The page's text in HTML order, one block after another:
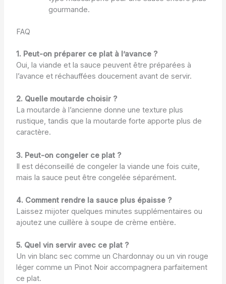
gourmande.
FAQ
1. Peut-on préparer ce plat à l’avance ?
Oui, la viande et la sauce peuvent être préparées à
l’avance et réchauffées doucement avant de servir.
2. Quelle moutarde choisir ?
La moutarde à l’ancienne donne une texture plus
rustique, tandis que la moutarde forte apporte plus de
caractère.
3. Peut-on congeler ce plat ?
Il est déconseillé de congeler la viande une fois cuite,
mais la sauce peut être congelée séparément.
4. Comment rendre la sauce plus épaisse ?
Laissez mijoter quelques minutes supplémentaires ou
ajoutez une cuillère à soupe de crème entière.
5. Quel vin servir avec ce plat ?
Un vin blanc sec comme un Chardonnay ou un vin rouge
léger comme un Pinot Noir accompagnera parfaitement
ce plat.